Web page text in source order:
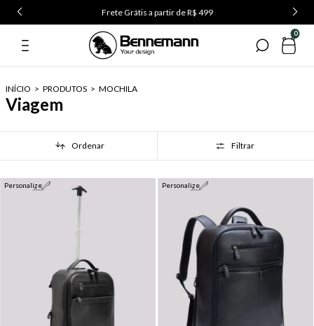
Frete Grátis a partir de R$ 499
0
INÍCIO > PRODUTOS > MOCHILA
Viagem
Ordenar Filtrar
Personalize Personalize